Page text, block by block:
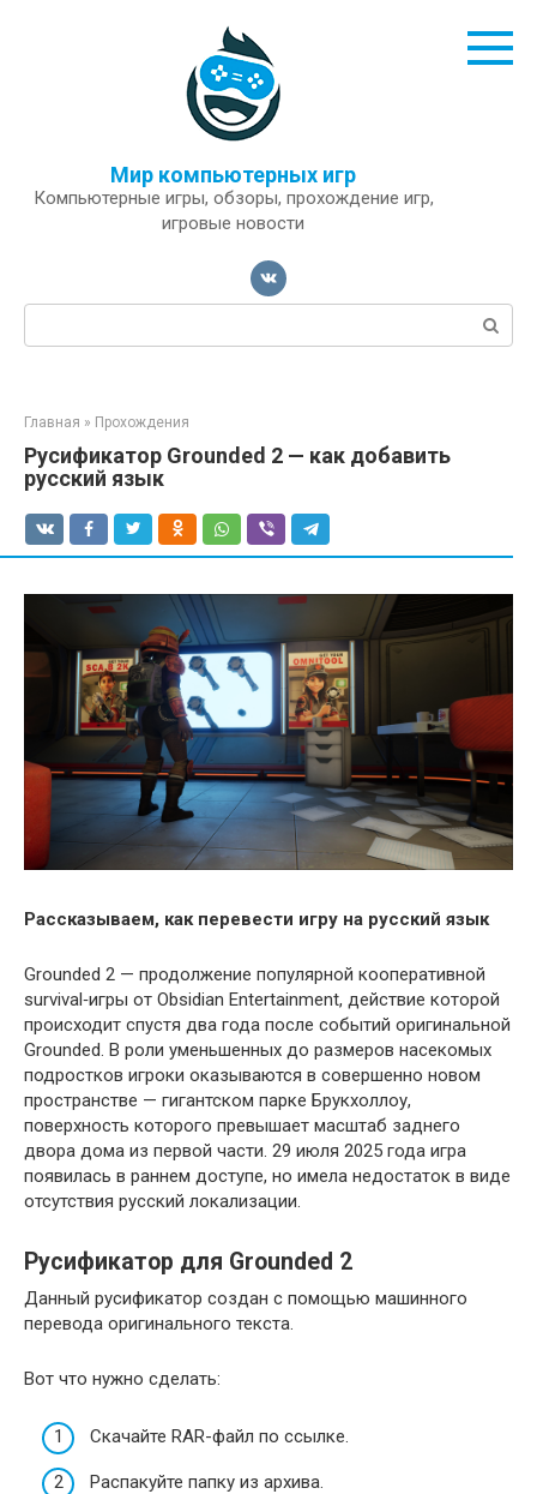
Мир компьютерных игр
Компьютерные игры, обзоры, прохождение игр,
игровые новости
Поиск:
Главная » Прохождения
Русификатор Grounded 2 — как добавить
русский язык
Рассказываем, как перевести игру на русский язык
Grounded 2 — продолжение популярной кооперативной
survival‑игры от Obsidian Entertainment, действие которой
происходит спустя два года после событий оригинальной
Grounded. В роли уменьшенных до размеров насекомых
подростков игроки оказываются в совершенно новом
пространстве — гигантском парке Брукхоллоу,
поверхность которого превышает масштаб заднего
двора дома из первой части. 29 июля 2025 года игра
появилась в раннем доступе, но имела недостаток в виде
отсутствия русский локализации.
Русификатор для Grounded 2
Данный русификатор создан с помощью машинного
перевода оригинального текста.
Вот что нужно сделать:
Скачайте RAR-файл по ссылке.
Распакуйте папку из архива.